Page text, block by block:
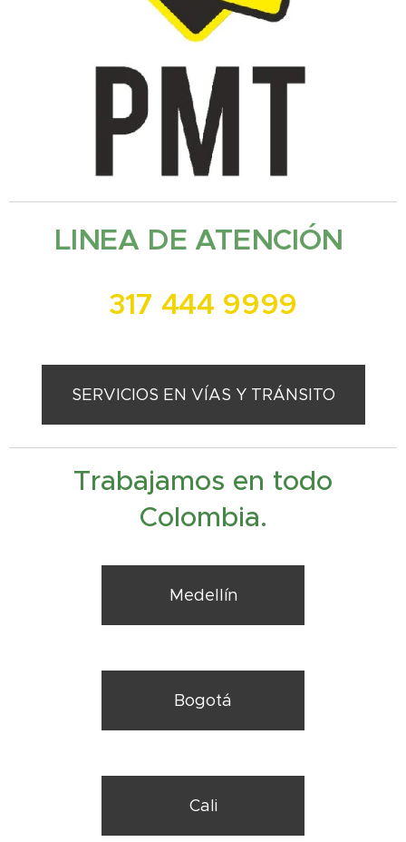
LINEA DE ATENCIÓN
317 444 9999
SERVICIOS EN VÍAS Y TRÁNSITO
Trabajamos en todo
Colombia.
Medellín
Bogotá
Cali